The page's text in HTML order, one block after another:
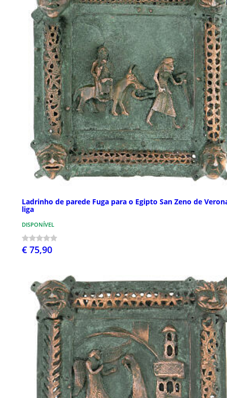
Ladrinho de parede Fuga para o Egipto San Zeno de
liga
DISPONÍVEL
€ 75,90